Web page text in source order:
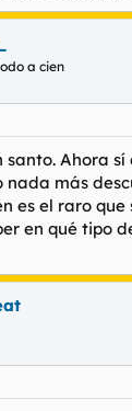
a cien
santo. Ahora
nada más
es el raro
en qué tipo